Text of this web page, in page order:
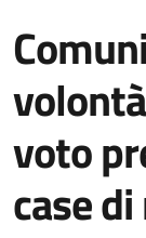
voto
case